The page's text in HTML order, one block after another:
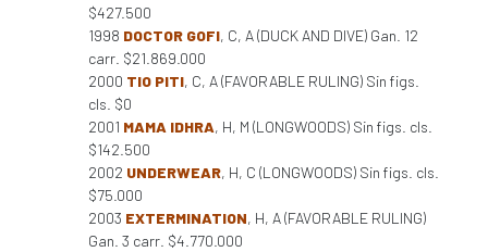
$427.500
1998 DOCTOR GOFI, C, A (DUCK AND DIVE) Gan. 12
carr. $21.869.000
2000 TIO PITI, C, A (FAVORABLE RULING) Sin figs.
cls. $0
2001 MAMA IDHRA, H, M (LONGWOODS) Sin figs. cls.
$142.500
2002 UNDERWEAR, H, C (LONGWOODS) Sin figs. cls.
$75.000
2003 EXTERMINATION, H, A (FAVORABLE RULING)
Gan. 3 carr. $4.770.000